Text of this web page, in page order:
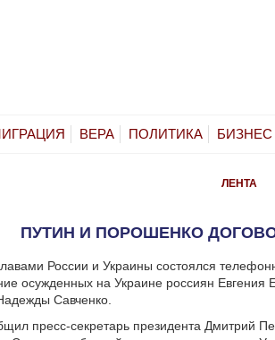
ВЕРА ПОЛИТИКА БИЗНЕС
ЛЕНТА
ПУТИН И ПОРОШЕНКО
России и Украины состоялся
осужденных на Украине россиян Евгения
Савченко.
пресс-секретарь президента Дмитрий